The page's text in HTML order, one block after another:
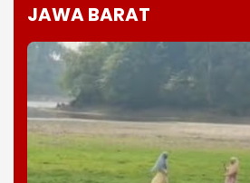
JAWA BARAT